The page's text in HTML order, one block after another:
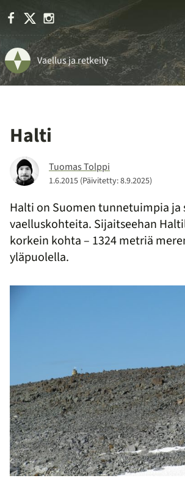
Facebook Instagram
Vaellus ja retkeily
Halti
Tuomas Tolppi
1.6.2015 (Päivitetty: 8.9.2025)
Halti on Suomen tunnetuimpia ja
vaelluskohteita. Sijaitseehan
korkein kohta – 1324 metriä
yläpuolella.